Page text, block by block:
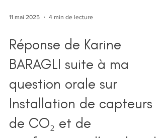
11 mai 2025 4 min de lecture
Réponse de Karine
BARAGLI suite à ma
question orale sur